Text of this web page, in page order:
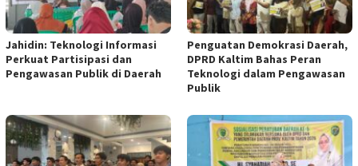
Jahidin: Teknologi Informasi
Perkuat Partisipasi dan
Pengawasan Publik di Daerah
Penguatan Demokrasi Daerah,
DPRD Kaltim Bahas Peran
Teknologi dalam Pengawasan
Publik